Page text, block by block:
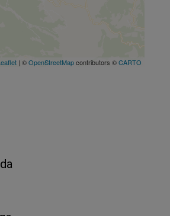
| ©OpenStreetMapcontributors ©CARTO